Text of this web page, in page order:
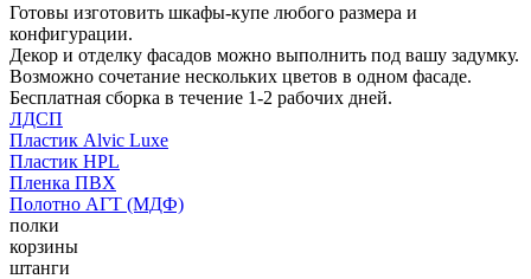
Готовы изготовить шкафы-купе любого размера и
конфигурации.
Декор и отделку фасадов можно выполнить под вашу задумку.
Возможно сочетание нескольких цветов в одном фасаде.
Бесплатная сборка в течение 1-2 рабочих дней.
ЛДСП
Пластик Alvic Luxe
Пластик HPL
Пленка ПВХ
Полотно АГТ (МДФ)
полки
корзины
штанги